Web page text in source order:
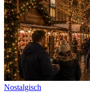
Nostalgisch